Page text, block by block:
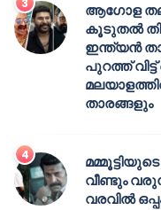
ആഗോള
കൂടുതൽ
ഇന്ത്യൻ
പുറത്ത്
താരങ്ങളും
വീണ്ടും
വരവിൽ